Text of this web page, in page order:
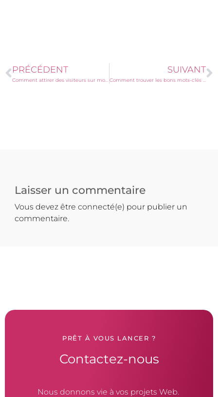
PRÉCÉDENT
Comment attirer des visiteurs sur mon site WordPress ?
SUIVANT
Comment trouver les bons mots-clés pour ton site WordPress ?
Laisser un commentaire
Vous devez être connecté(e) pour publier un
commentaire.
PRÊT À VOUS LANCER ?
Contactez-nous
Nous donnons vie à vos projets Web.